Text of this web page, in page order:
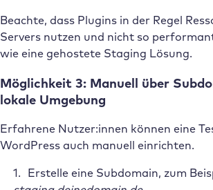
Beachte, dass Plugins in der Regel
Servers nutzen und nicht so
wie eine gehostete Staging Lösung.
Möglichkeit 3: Manuell über
lokale Umgebung
Erfahrene Nutzer:innen können eine
WordPress auch manuell einrichten.
Erstelle eine Subdomain, zum